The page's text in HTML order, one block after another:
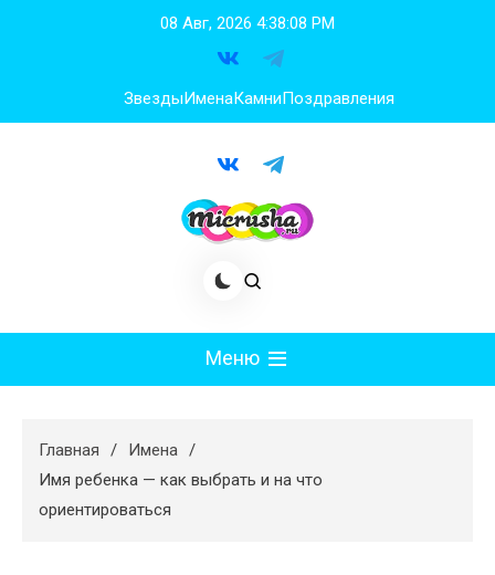
08 Авг, 2026 4:38:09 PM
ЗвездыИменаКамниПоздравления
Меню
Худеем
Психология
Главная
Имена
Имя ребенка — как выбрать и на что
ориентироваться